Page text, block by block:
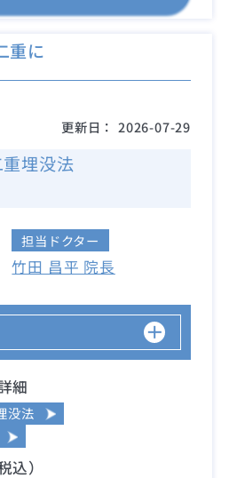
重に
更新日： 2026-07-29
重埋没法
担当ドクター
竹田 昌平 院長
細
没法
込）